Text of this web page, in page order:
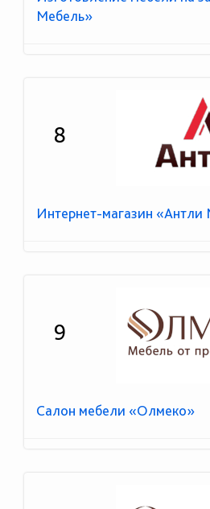
Мебель»
8
Интернет-магазин «Антли
9
Салон мебели «Олмеко»